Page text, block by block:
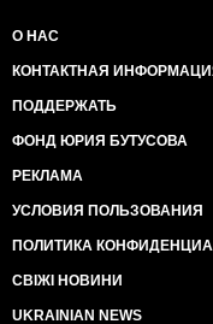
О НАС
КОНТАКТНАЯ
ПОДДЕРЖАТЬ
ФОНД ЮРИЯ БУТУСОВА
РЕКЛАМА
УСЛОВИЯ ПОЛЬЗОВАНИЯ
ПОЛИТИКА
СВІЖІ НОВИНИ
UKRAINIAN NEWS